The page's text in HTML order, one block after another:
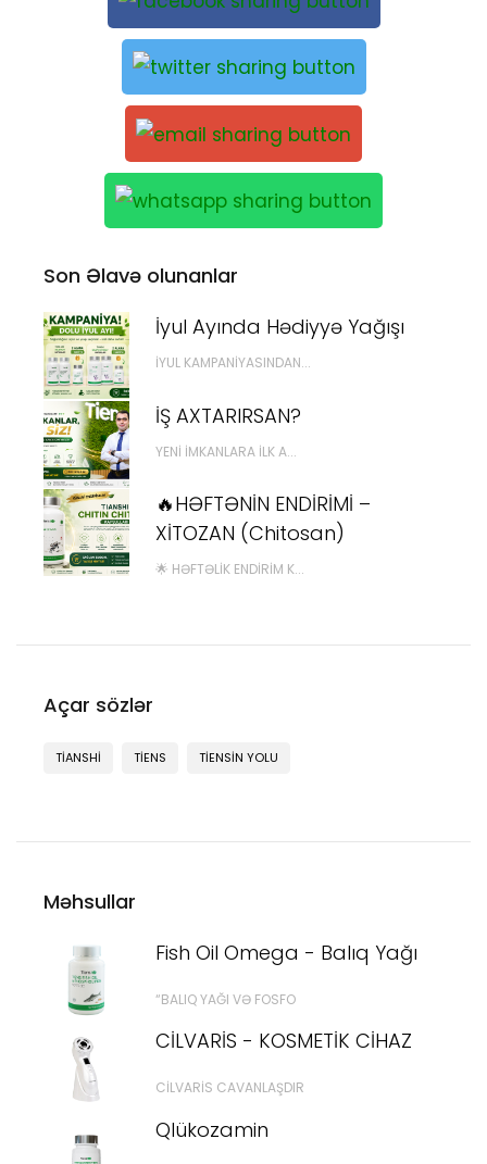
Son Əlavə olunanlar
İyul Ayında Hədiyyə Yağışı
İYUL KAMPANIYASINDAN...
İŞ AXTARIRSAN?
YENI İMKANLARA İLK A...
🔥HƏFTƏNİN ENDİRİMİ –
XİTOZAN (Chitosan)
🌟 HƏFTƏLIK ENDIRIM K...
Açar sözlər
TIANSHI TIENS TIENSIN YOLU
Məhsullar
Fish Oil Omega - Balıq Yağı
“BALIQ YAĞI VƏ FOSFO
CİLVARİS - KOSMETİK CİHAZ
CILVARIS CAVANLAŞDIR
Qlükozamin